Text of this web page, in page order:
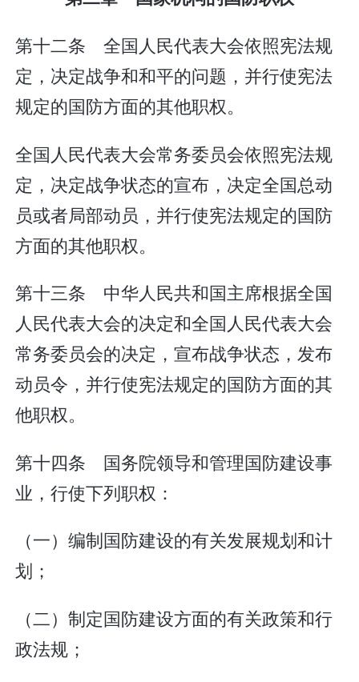
第十二条 全国人民代表大会依照宪法规
定，决定战争和和平的问题，并行使宪法
规定的国防方面的其他职权。
全国人民代表大会常务委员会依照宪法规
定，决定战争状态的宣布，决定全国总动
员或者局部动员，并行使宪法规定的国防
方面的其他职权。
第十三条 中华人民共和国主席根据全国
人民代表大会的决定和全国人民代表大会
常务委员会的决定，宣布战争状态，发布
动员令，并行使宪法规定的国防方面的其
他职权。
第十四条 国务院领导和管理国防建设事
业，行使下列职权：
（一）编制国防建设的有关发展规划和计
划；
（二）制定国防建设方面的有关政策和行
政法规；